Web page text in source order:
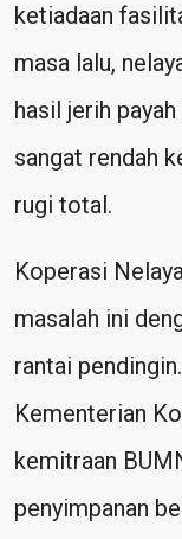
ketiadaan
masa lalu,
hasil jerih
sangat rendah
rugi total.
Koperasi
masalah ini
rantai
Kementerian
kemitraan
penyimpanan